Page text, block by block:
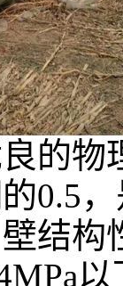
的物
0.5
结